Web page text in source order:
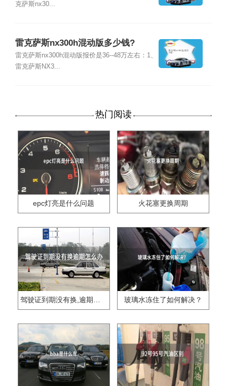
克萨斯nx30...
雷克萨斯nx300h混动版多少钱?
雷克萨斯nx300h混动版报价是36--48万左右：1、
雷克萨斯NX3...
热门阅读
epc灯亮是什么问题 火花塞更换周期
驾驶证到期没有换,逾期怎么办?? 玻璃水冻住了如何解决？